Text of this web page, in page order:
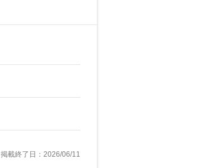
掲載終了日：2026/06/11